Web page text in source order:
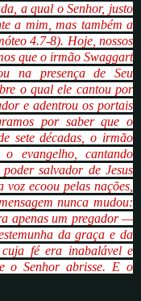
a qual o Senhor, justo
a mim, mas também a
4.7-8). Hoje, nossos
que o irmão Swaggart
na presença de Seu
o qual ele cantou por
e adentrou os portais
por saber que o
sete décadas, o irmão
evangelho, cantando
salvador de Jesus
ecoou pelas nações,
nunca mudou:
apenas um pregador —
da graça e da
fé era inabalável e
o Senhor abrisse. E o